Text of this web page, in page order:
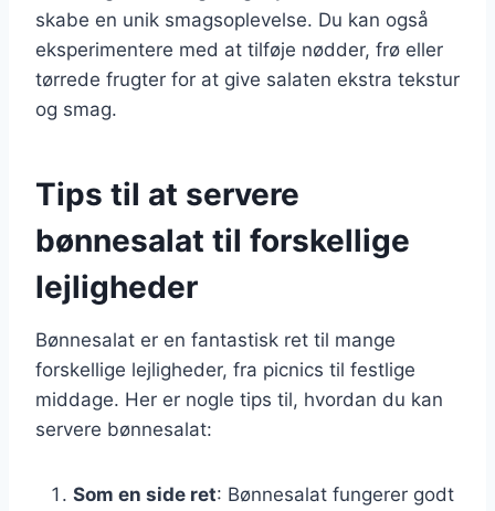
skabe en unik smagsoplevelse. Du kan også
eksperimentere med at tilføje nødder, frø eller
tørrede frugter for at give salaten ekstra tekstur
og smag.
Tips til at servere
bønnesalat til forskellige
lejligheder
Bønnesalat er en fantastisk ret til mange
forskellige lejligheder, fra picnics til festlige
middage. Her er nogle tips til, hvordan du kan
servere bønnesalat:
Som en side ret: Bønnesalat fungerer godt